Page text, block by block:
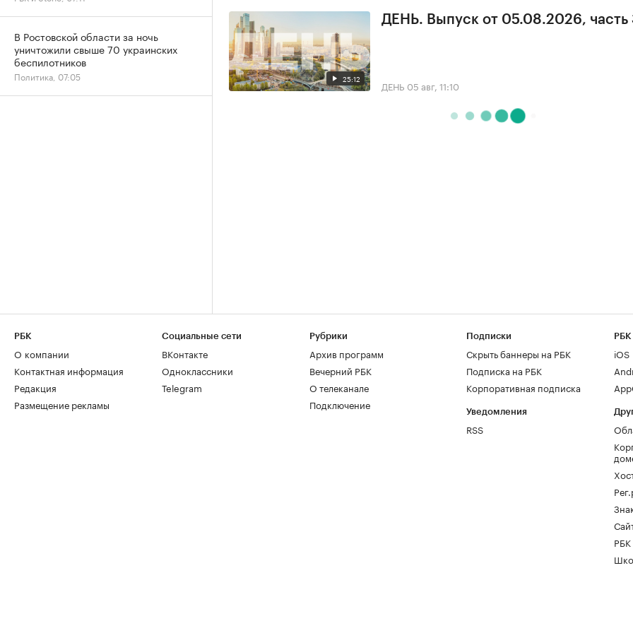
25:12
ДЕНЬ. Выпуск от 05.08.2026, часть
ДЕНЬ 05 авг, 11:10
В Ростовской области за ночь
уничтожили свыше 70 украинских
беспилотников
Политика, 07:05
РБК
О компании
Контактная информация
Редакция
Размещение рекламы
Социальные сети
ВКонтакте
Одноклассники
Telegram
Рубрики
Архив программ
Вечерний РБК
О телеканале
Подключение
Подписки
Скрыть баннеры на РБК
Подписка на РБК
Корпоративная подписка
Уведомления
RSS
РБК
iOS